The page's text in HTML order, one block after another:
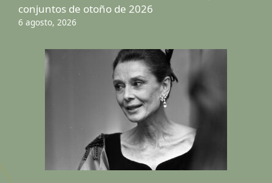
conjuntos de otoño de 2026
6 agosto, 2026